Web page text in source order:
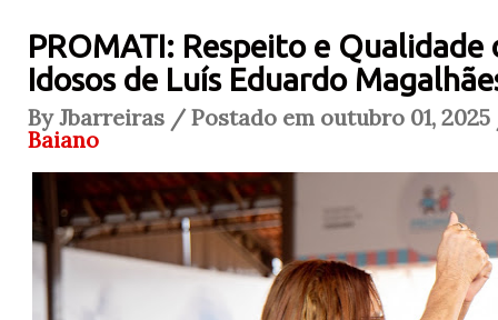
PROMATI: Respeito e Qualidade
Idosos de Luís Eduardo
By Jbarreiras / Postado em outubro 01,
Baiano